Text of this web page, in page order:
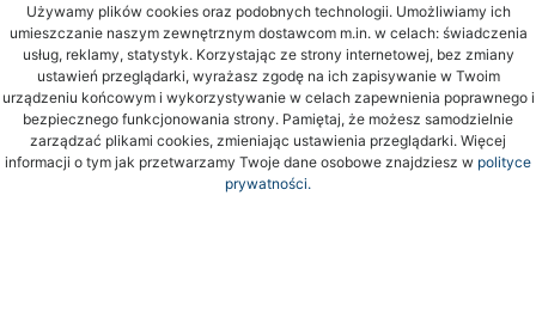
Używamy plików cookies oraz podobnych technologii. Umożliwiamy ich
umieszczanie naszym zewnętrznym dostawcom m.in. w celach: świadczenia
usług, reklamy, statystyk. Korzystając ze strony internetowej, bez zmiany
ustawień przeglądarki, wyrażasz zgodę na ich zapisywanie w Twoim
urządzeniu końcowym i wykorzystywanie w celach zapewnienia poprawnego i
bezpiecznego funkcjonowania strony. Pamiętaj, że możesz samodzielnie
zarządzać plikami cookies, zmieniając ustawienia przeglądarki. Więcej
informacji o tym jak przetwarzamy Twoje dane osobowe znajdziesz w polityce
prywatności.